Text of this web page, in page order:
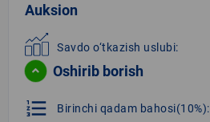
Auksion
Savdo o‘tkazish uslubi:
Oshirib borish
format_list_numbered Birinchi qadam bahosi(10%):